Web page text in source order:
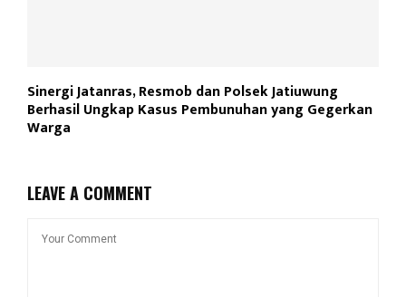
Sinergi Jatanras, Resmob dan Polsek Jatiuwung
Berhasil Ungkap Kasus Pembunuhan yang Gegerkan
Warga
LEAVE A COMMENT